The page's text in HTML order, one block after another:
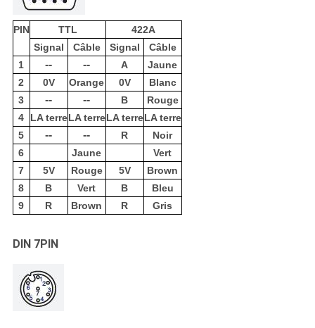
PIN TTL
422A
Signal
Câble Signal
Câble
1
-- -- A
Jaune
2
0V Orange 0V
Blanc
3
-- -- B
Rouge
4
LA terreLA terreLA terreLA terre
5
-- -- R
Noir
6
Jaune
Vert
7
5V Rouge 5V
Brown
8
B Vert B
Bleu
9
R Brown R Gris
DIN 7PIN